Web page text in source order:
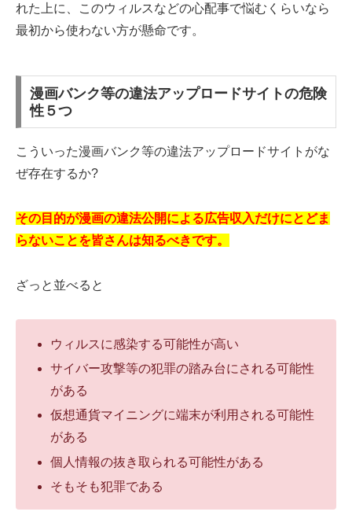
れた上に、このウィルスなどの心配事で悩むくらいなら
最初から使わない方が懸命です。
漫画バンク等の違法アップロードサイトの危険
性５つ
こういった漫画バンク等の違法アップロードサイトがな
ぜ存在するか?
その目的が漫画の違法公開による広告収入だけにとどま
らないことを皆さんは知るべきです。
ざっと並べると
ウィルスに感染する可能性が高い
サイバー攻撃等の犯罪の踏み台にされる可能性
がある
仮想通貨マイニングに端末が利用される可能性
がある
個人情報の抜き取られる可能性がある
そもそも犯罪である